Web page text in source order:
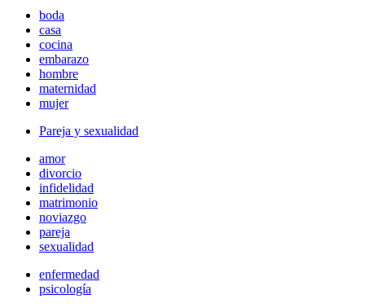
boda
casa
cocina
embarazo
hombre
maternidad
mujer
Pareja y sexualidad
amor
divorcio
infidelidad
matrimonio
noviazgo
pareja
sexualidad
enfermedad
psicología